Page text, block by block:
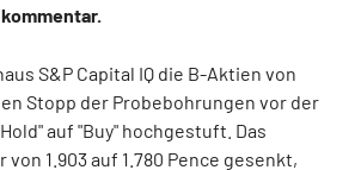
S&P Capital IQ die B-Aktien von
Stopp der Probebohrungen vor der
auf "Buy" hochgestuft. Das
1.903 auf 1.780 Pence gesenkt,